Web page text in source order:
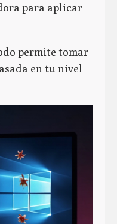
para aplicar
permite tomar
en tu nivel